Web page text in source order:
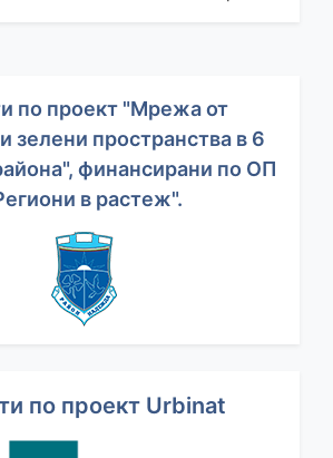
по проект "Мрежа от
зелени пространства в 6
финансирани по ОП
в растеж".
по проект Urbinat